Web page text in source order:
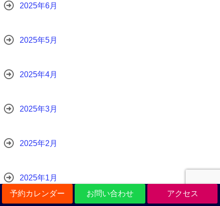
予約カレンダー お問い合わせ アクセス
2025年6月
2025年5月
2025年4月
2025年3月
2025年2月
2025年1月